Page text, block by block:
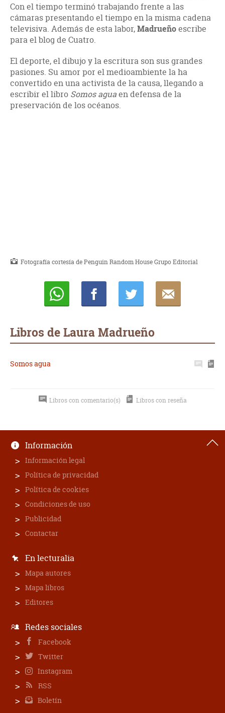
Con el tiempo terminó trabajando frente a las
cámaras presentando el tiempo en la misma cadena
televisiva. Además de esta labor,Madrueñoescribe
para el blog de Cuatro.
El deporte, el dibujo y la escritura son sus grandes
pasiones. Su amor por el medioambiente la ha
convertido en una activista de la causa, llegando a
escribir el libro Somos aguaen defensa de la
preservación de los océanos.
Fotografía cortesía de Penguin Random House Grupo Editorial
Libros de Laura Madrueño
Somos agua
Libros con comentario(s) Libros con reseña
Información
Información legal
Política de privacidad
Política de cookies
Condiciones de uso
Publicidad
Contactar
En lecturalia
Mapa autores
Mapa libros
Editores
Redes sociales
Facebook
Twitter
Instagram
RSS
Boletín